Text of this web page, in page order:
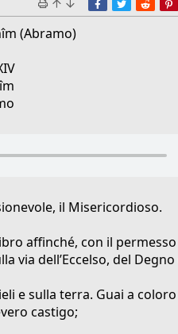
(Abramo)
il Misericordioso.
affinché, con il
via dell’Eccelso, del
e sulla terra. Guai a
castigo;